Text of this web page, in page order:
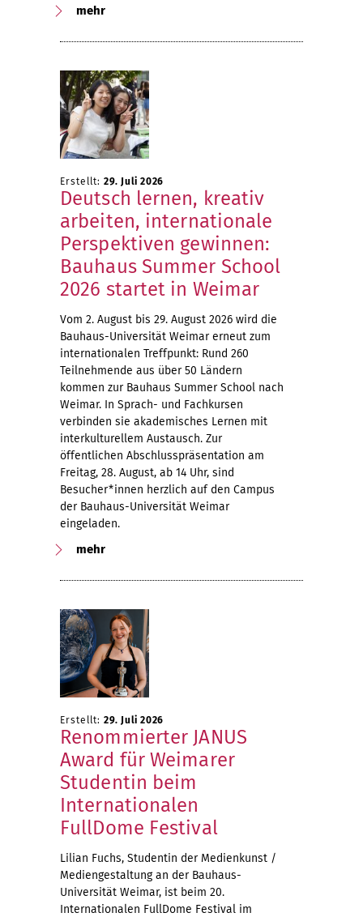
mehr
Erstellt: 29. Juli 2026
Deutsch lernen, kreativ
arbeiten, internationale
Perspektiven gewinnen:
Bauhaus Summer School
2026 startet in Weimar
Vom 2. August bis 29. August 2026 wird die
Bauhaus-Universität Weimar erneut zum
internationalen Treffpunkt: Rund 260
Teilnehmende aus über 50 Ländern
kommen zur Bauhaus Summer School nach
Weimar. In Sprach- und Fachkursen
verbinden sie akademisches Lernen mit
interkulturellem Austausch. Zur
öffentlichen Abschlusspräsentation am
Freitag, 28. August, ab 14 Uhr, sind
Besucher*innen herzlich auf den Campus
der Bauhaus-Universität Weimar
eingeladen.
mehr
Erstellt: 29. Juli 2026
Renommierter JANUS
Award für Weimarer
Studentin beim
Internationalen
FullDome Festival
Lilian Fuchs, Studentin der Medienkunst /
Mediengestaltung an der Bauhaus-
Universität Weimar, ist beim 20.
Internationalen FullDome Festival im